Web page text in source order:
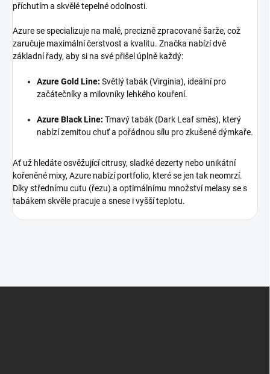
příchutím a skvělé tepelné odolnosti.
Azure se specializuje na malé, precizně zpracované šarže, což
zaručuje maximální čerstvost a kvalitu. Značka nabízí dvě
základní řady, aby si na své přišel úplně každý:
Azure Gold Line: Světlý tabák (Virginia), ideální pro
začátečníky a milovníky lehkého kouření.
Azure Black Line: Tmavý tabák (Dark Leaf směs), který
nabízí zemitou chuť a pořádnou sílu pro zkušené dýmkaře.
Ať už hledáte osvěžující citrusy, sladké dezerty nebo unikátní
kořeněné mixy, Azure nabízí portfolio, které se jen tak neomrzí.
Díky střednímu cutu (řezu) a optimálnímu množství melasy se s
tabákem skvěle pracuje a snese i vyšší teplotu.